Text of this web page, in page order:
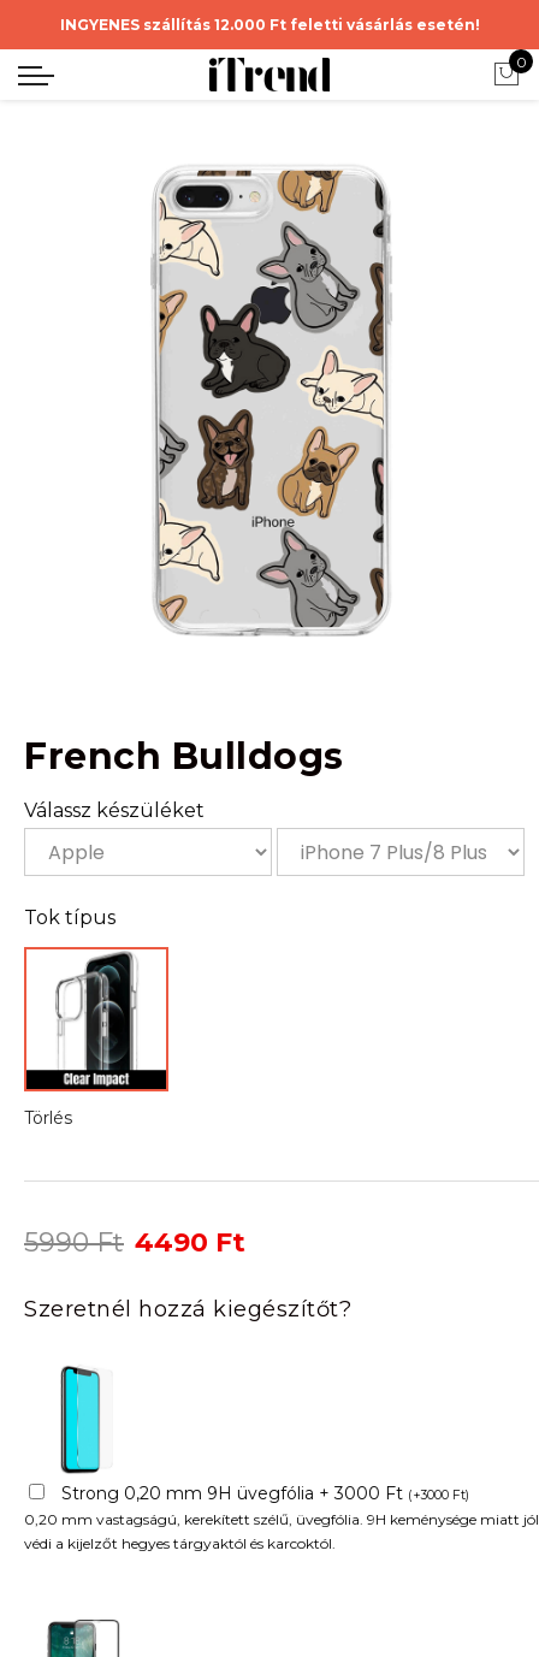
INGYENES szállítás 12.000 Ft feletti vásárlás esetén!
0
French Bulldogs
Válassz készüléket
Tok típus
Törlés
5990Ft Original
was:
5990 Ft.
4490 Ft
is:
4490 Ft.
Szeretnél hozzá kiegészítőt?
Strong 0,20 mm 9H üvegfólia + 3000 Ft (+3000 Ft)
0,20 mm vastagságú, kerekített szélű, üvegfólia. 9H keménysége miatt jól
védi a kijelzőt hegyes tárgyaktól és karcoktól.